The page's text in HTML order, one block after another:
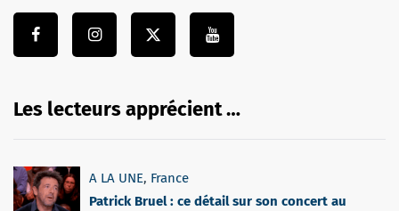
Les lecteurs apprécient …
A LA UNE, France
Patrick Bruel : ce détail sur son concert au